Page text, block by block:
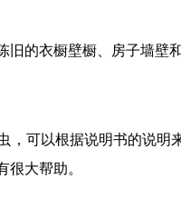
的衣橱壁橱、房子墙壁
，可以根据说明书的说
大帮助。